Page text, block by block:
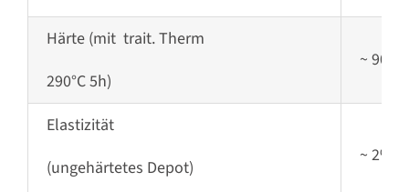
Härte (mit trait. Therm
290°C 5h)
~ 900
Elastizität
(ungehärtetes Depot)
~ 2%